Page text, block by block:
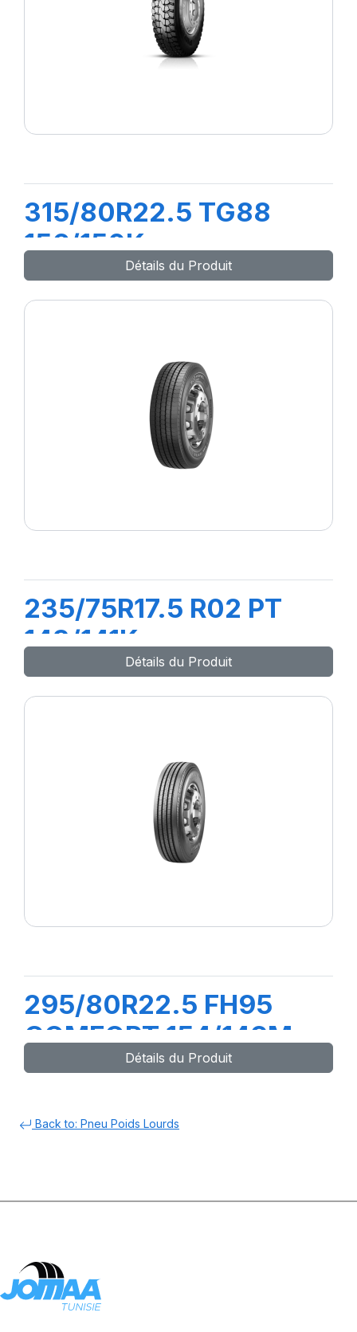
315/80R22.5 TG88
156/150K
Détails du Produit
235/75R17.5 R02 PT
143/141K
Détails du Produit
295/80R22.5 FH95
COMFORT 154/149M
Détails du Produit
Back to: Pneu Poids Lourds